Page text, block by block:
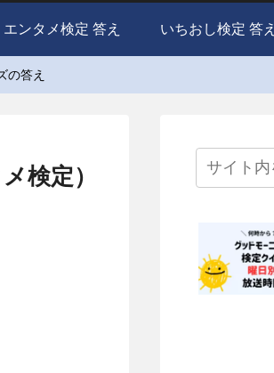
エンタメ検定 答え いちおし検定 答え
の答え
検定）